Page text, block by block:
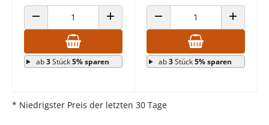
ANZAHL VERRINGERN ANZAHL ERHÖHEN
ab3Stück5% sparen
ANZAHL VERRINGERN ANZAHL
ab3Stück5% sparen
* Niedrigster Preis der letzten 30 Tage